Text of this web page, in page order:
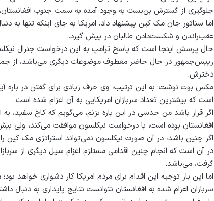
جلوگیری از گسترش بن‌بست به وجود آمده به سمت جنوب
اما سناتور جان مک کین پیشنهاد داد، امریکا به جای اینکه تنها به
عقب‌راندن و شکست‌دادن طالبان در پیش گیرد.
حال پرسش اینجا است که پاسخ ترامپ به این درخواست جنرال
دخترش.
است که بیشترین تعداد سربازان امریکایی به آن اعزام شده است.
اگر قرار باشد من حدسی در این باره بزنم، می‌گویم که کاخ سفید، به
افغانستان بوده است، با درخواست نیکلسون موافقت می‌کند، ولی
اگر چنین باشد، در آن صورت نیکلسون نمی‌تواند استراتژی مک
گرفت، می‌باشد.
اما این بار توجیه این اقدام برای مردم امریکا کار دشواری خواهد
سربازان اعزام شده به افغانستان نتوانست نتایج پایداری به دنبال